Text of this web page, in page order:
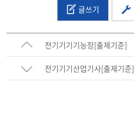
글쓰기
전기기기기능장[출제기준]
전기기기산업기사[출제기준]